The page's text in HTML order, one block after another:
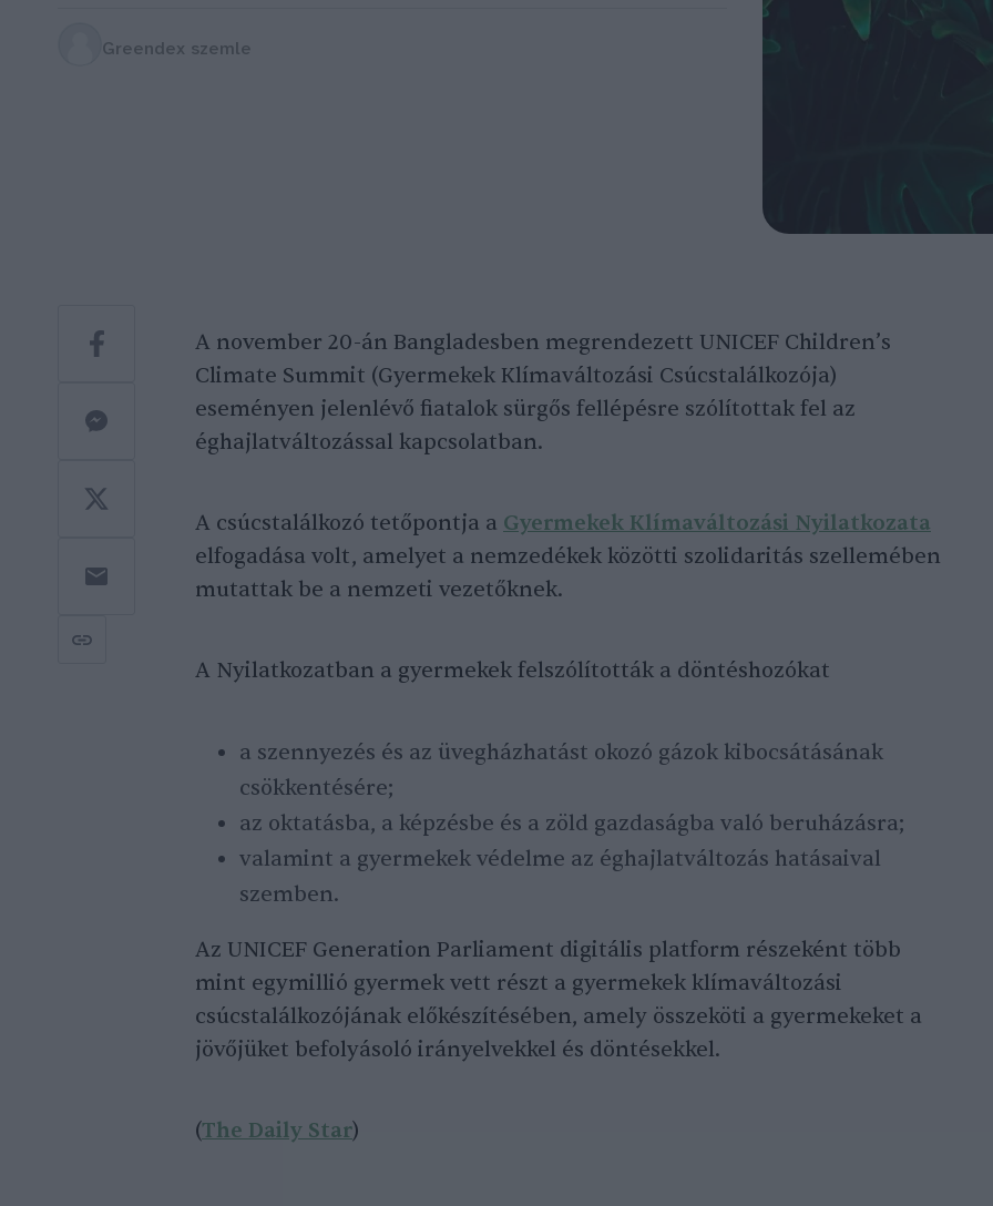
Greendex szemle
A november 20-án Bangladesben megrendezett UNICEF Children’s
Climate Summit (Gyermekek Klímaváltozási Csúcstalálkozója)
eseményen jelenlévő fiatalok sürgős fellépésre szólítottak fel az
éghajlatváltozással kapcsolatban.
A csúcstalálkozó tetőpontja a Gyermekek Klímaváltozási Nyilatkozata
elfogadása volt, amelyet a nemzedékek közötti szolidaritás szellemében
mutattak be a nemzeti vezetőknek.
A Nyilatkozatban a gyermekek felszólították a döntéshozókat
a szennyezés és az üvegházhatást okozó gázok kibocsátásának
csökkentésére;
az oktatásba, a képzésbe és a zöld gazdaságba való beruházásra;
valamint a gyermekek védelme az éghajlatváltozás hatásaival
szemben.
Az UNICEF Generation Parliament digitális platform részeként több
mint egymillió gyermek vett részt a gyermekek klímaváltozási
csúcstalálkozójának előkészítésében, amely összeköti a gyermekeket a
jövőjüket befolyásoló irányelvekkel és döntésekkel.
(The Daily Star)